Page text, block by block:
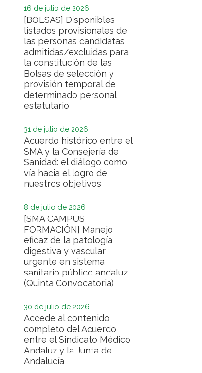
16 de julio de 2026
[BOLSAS] Disponibles
listados provisionales de
las personas candidatas
admitidas/excluidas para
la constitución de las
Bolsas de selección y
provisión temporal de
determinado personal
estatutario
31 de julio de 2026
Acuerdo histórico entre el
SMA y la Consejería de
Sanidad: el diálogo como
vía hacia el logro de
nuestros objetivos
8 de julio de 2026
[SMA CAMPUS
FORMACIÓN] Manejo
eficaz de la patología
digestiva y vascular
urgente en sistema
sanitario público andaluz
(Quinta Convocatoria)
30 de julio de 2026
Accede al contenido
completo del Acuerdo
entre el Sindicato Médico
Andaluz y la Junta de
Andalucía